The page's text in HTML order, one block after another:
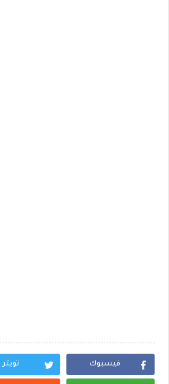
فيسبوك تويتر